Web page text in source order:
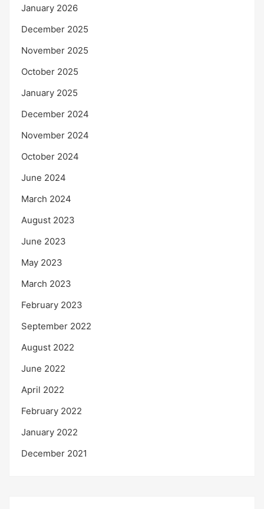
January 2026
December 2025
November 2025
October 2025
January 2025
December 2024
November 2024
October 2024
June 2024
March 2024
August 2023
June 2023
May 2023
March 2023
February 2023
September 2022
August 2022
June 2022
April 2022
February 2022
January 2022
December 2021